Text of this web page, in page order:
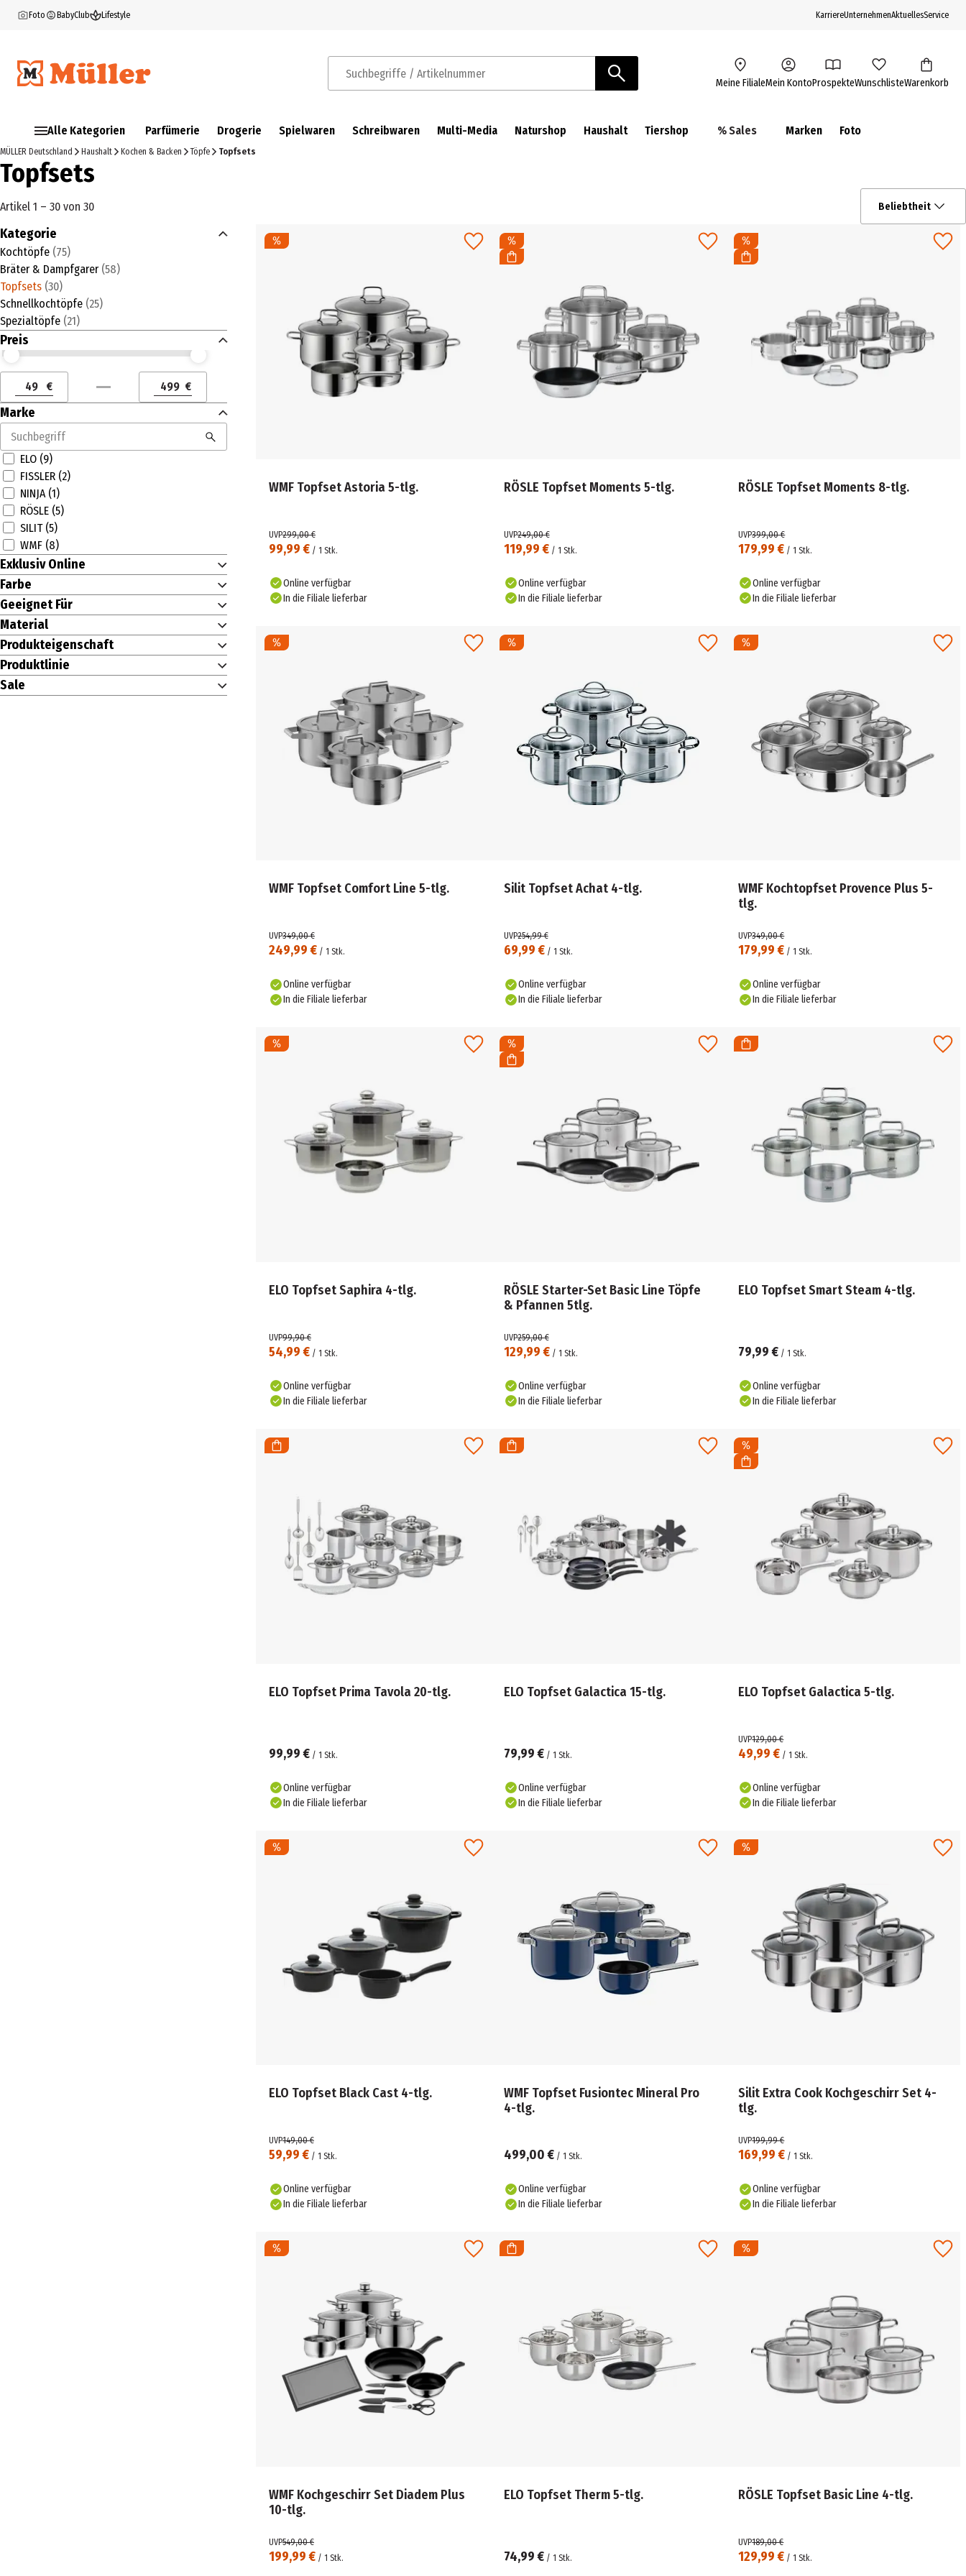
Foto BabyClub Lifestyle KarriereUnternehmenAktuellesService
Suchbegriffe / Artikelnummer Meine FilialeMein KontoProspekteWunschlisteWarenkorb
Alle Kategorien Parfümerie Drogerie Spielwaren Schreibwaren Multi-Media Naturshop Haushalt Tiershop % Sales Marken Foto
MÜLLER Deutschland Haushalt Kochen & Backen Töpfe Topfsets
Topfsets
Artikel 1 – 30 von 30 Beliebtheit
Kategorie
Kochtöpfe (75)
Bräter & Dampfgarer (58)
Topfsets (30)
Schnellkochtöpfe (25)
Spezialtöpfe (21)
Preis
Preis (€) ab
Preis (€) bis
Preis (€) ab
€
Preis (€) bis
€
Marke
ELO (9)
FISSLER (2)
NINJA (1)
RÖSLE (5)
SILIT (5)
WMF (8)
Exklusiv Online
Farbe
Geeignet Für
Material
Produkteigenschaft
Produktlinie
Sale
WMF Topfset Astoria 5-tlg.
99,99 € / 1 Stk.
UVP299,00 €
Online verfügbar
In die Filiale lieferbar
RÖSLE Topfset Moments 5-tlg.
119,99 €/ 1 Stk.
UVP249,00 €
Online verfügbar
In die Filiale lieferbar
RÖSLE Topfset Moments 8-tlg.
179,99 € / 1 Stk.
UVP399,00 €
Online verfügbar
In die Filiale lieferbar
WMF Topfset Comfort Line 5-tlg.
249,99 € / 1 Stk.
UVP349,00 €
Online verfügbar
In die Filiale lieferbar
Silit Topfset Achat 4-tlg.
69,99 €/ 1 Stk.
UVP254,99 €
Online verfügbar
In die Filiale lieferbar
WMF Kochtopfset Provence Plus 5-
tlg.
179,99 € / 1 Stk.
UVP349,00 €
Online verfügbar
In die Filiale lieferbar
ELO Topfset Saphira 4-tlg.
54,99 € / 1 Stk.
UVP99,90 €
Online verfügbar
In die Filiale lieferbar
RÖSLE Starter-Set Basic Line Töpfe
& Pfannen 5tlg.
129,99 €/ 1 Stk.
UVP259,00 €
Online verfügbar
In die Filiale lieferbar
ELO Topfset Smart Steam 4-tlg.
79,99 € / 1 Stk.
Online verfügbar
In die Filiale lieferbar
ELO Topfset Prima Tavola 20-tlg.
99,99 € / 1 Stk.
Online verfügbar
In die Filiale lieferbar
ELO Topfset Galactica 15-tlg.
79,99 €/ 1 Stk.
Online verfügbar
In die Filiale lieferbar
ELO Topfset Galactica 5-tlg.
49,99 € / 1 Stk.
UVP129,00 €
Online verfügbar
In die Filiale lieferbar
ELO Topfset Black Cast 4-tlg.
59,99 € / 1 Stk.
UVP149,00 €
Online verfügbar
In die Filiale lieferbar
WMF Topfset Fusiontec Mineral Pro
4-tlg.
499,00 €/ 1 Stk.
Online verfügbar
In die Filiale lieferbar
Silit Extra Cook Kochgeschirr Set 4-
tlg.
169,99 € / 1 Stk.
UVP199,99 €
Online verfügbar
In die Filiale lieferbar
WMF Kochgeschirr Set Diadem Plus
10-tlg.
199,99 € / 1 Stk.
UVP549,00 €
ELO Topfset Therm 5-tlg.
74,99 €/ 1 Stk.
RÖSLE Topfset Basic Line 4-tlg.
129,99 € / 1 Stk.
UVP189,00 €